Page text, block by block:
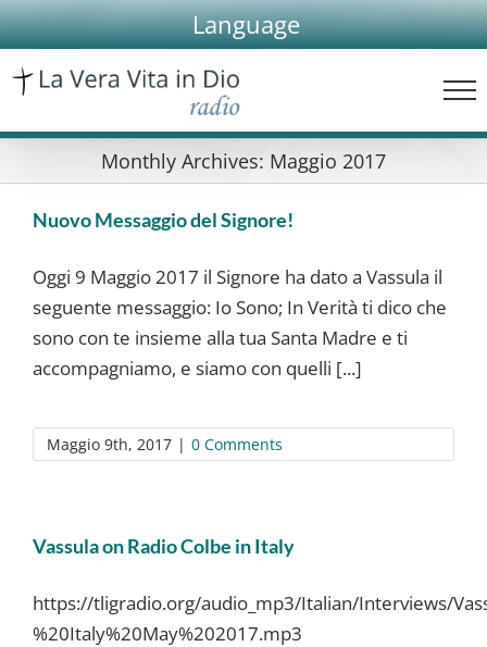
Skip
to
content
Language
Monthly Archives: Maggio 2017
Nuovo Messaggio del Signore!
Oggi 9 Maggio 2017 il Signore ha dato a Vassula il
seguente messaggio: Io Sono; In Verità ti dico che
sono con te insieme alla tua Santa Madre e ti
accompagniamo, e siamo con quelli [...]
Maggio 9th, 2017 | 0 Comments
Vassula on Radio Colbe in Italy
https://tligradio.org/audio_mp3/Italian/Interviews/
%20Italy%20May%202017.mp3